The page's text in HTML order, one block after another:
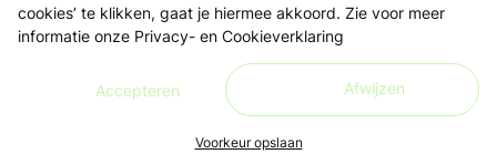
cookies’ te klikken, gaat je hiermee akkoord. Zie voor meer
informatie onze Privacy- en Cookieverklaring
Accepteren Afwijzen
Voorkeur opslaan